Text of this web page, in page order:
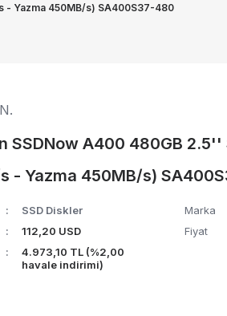
- Yazma 450MB/s) SA400S37-480
SSDNow A400 480GB 2.5''
- Yazma 450MB/s)
SSD Diskler Marka
112,20 USD Fiyat
4.973,10 TL (%2,00
havale indirimi)